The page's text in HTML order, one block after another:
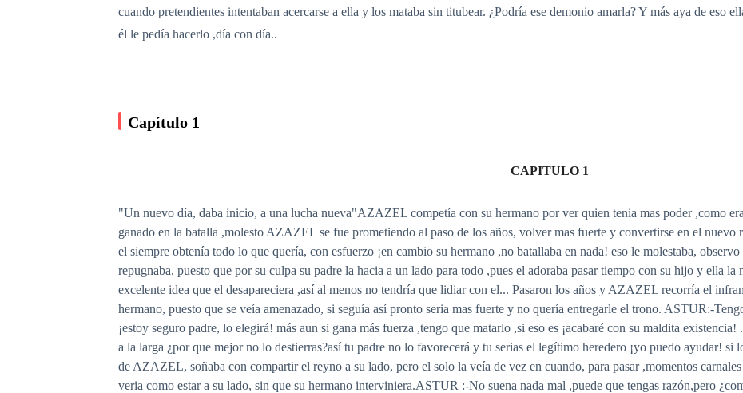
cuando pretendientes intentaban acercarse a ella y los mataba sin titubear. ¿Podría ese demonio amarla? Y más aya de eso
él le pedía hacerlo ,día con día..
Capítulo 1
CAPITULO 1
"Un nuevo día, daba inicio, a una lucha nueva"AZAZEL competía con su hermano por ver quien tenia mas poder ,como
ganado en la batalla ,molesto AZAZEL se fue prometiendo al paso de los años, volver mas fuerte y convertirse en el nuevo
el siempre obtenía todo lo que quería, con esfuerzo ¡en cambio su hermano ,no batallaba en nada! eso le molestaba,
repugnaba, puesto que por su culpa su padre la hacia a un lado para todo ,pues el adoraba pasar tiempo con su hijo y ella la
excelente idea que el desapareciera ,así al menos no tendría que lidiar con el... Pasaron los años y AZAZEL recorría el
hermano, puesto que se veía amenazado, si seguía así pronto seria mas fuerte y no quería entregarle el trono. ASTUR:-
¡estoy seguro padre, lo elegirá! más aun si gana más fuerza ,tengo que matarlo ,si eso es ¡acabaré con su maldita
a la larga ¿por que mejor no lo destierras?así tu padre no lo favorecerá y tu serias el legítimo heredero ¡yo puedo ayudar! si
de AZAZEL, soñaba con compartir el reyno a su lado, pero el solo la veía de vez en cuando, para pasar ,momentos
veria como estar a su lado, sin que su hermano interviniera.ASTUR :-No suena nada mal ,puede que tengas razón,pero